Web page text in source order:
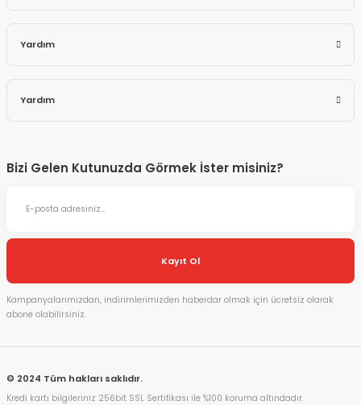
Yardım
Yardım
Bizi Gelen Kutunuzda Görmek İster misiniz?
Kayıt Ol
Kampanyalarımızdan, indirimlerimizden haberdar olmak için ücretsiz olarak
abone olabilirsiniz.
© 2024 Tüm hakları saklıdır.
Kredi kartı bilgileriniz 256bit SSL Sertifikası ile %100 koruma altındadır.